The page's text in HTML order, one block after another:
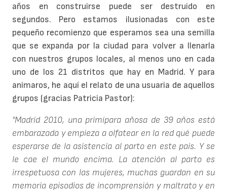
años en construirse puede ser destruido en
segundos. Pero estamos ilusionadas con este
pequeño recomienzo que esperamos sea una semilla
que se expanda por la ciudad para volver a llenarla
con nuestros grupos locales, al menos uno en cada
uno de los 21 distritos que hay en Madrid. Y para
animaros, he aquí el relato de una usuaria de aquellos
grupos (gracias Patricia Pastor):
"Madrid 2010, una primípara añosa de 39 años está
embarazada y empieza a olfatear en la red qué puede
esperarse de la asistencia al parto en este país. Y se
le cae el mundo encima. La atención al parto es
irrespetuosa con las mujeres, muchas guardan en su
memoria episodios de incomprensión y maltrato y en